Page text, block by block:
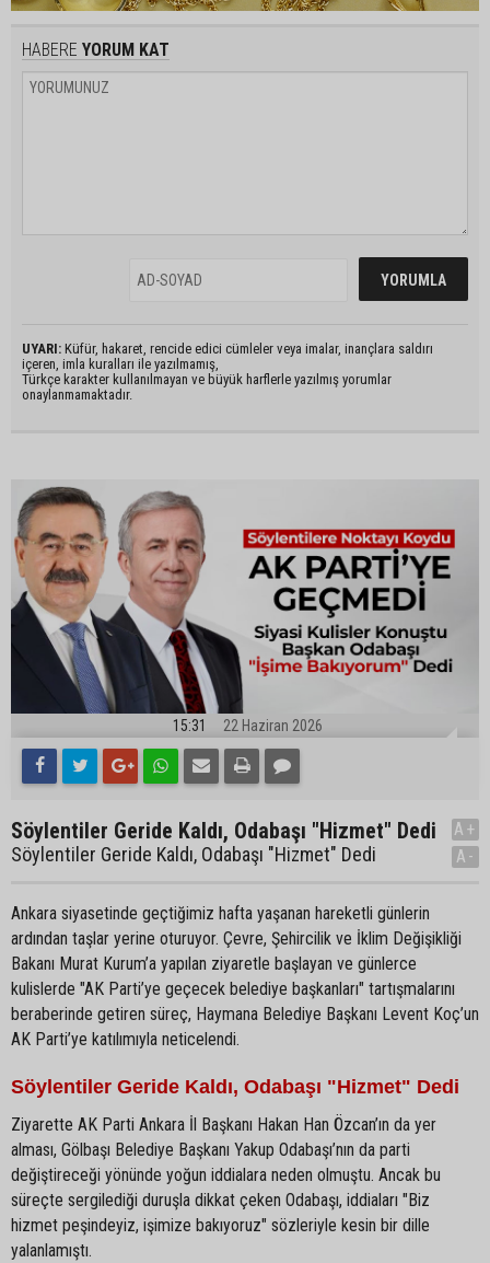
HABERE YORUM KAT
UYARI: Küfür, hakaret, rencide edici cümleler veya imalar, inançlara saldırı
içeren, imla kuralları ile yazılmamış,
Türkçe karakter kullanılmayan ve büyük harflerle yazılmış yorumlar
onaylanmamaktadır.
15:31 22 Haziran 2026
Söylentiler Geride Kaldı, Odabaşı "Hizmet" Dedi
Söylentiler Geride Kaldı, Odabaşı "Hizmet" Dedi
A+
A-
Ankara siyasetinde geçtiğimiz hafta yaşanan hareketli günlerin
ardından taşlar yerine oturuyor. Çevre, Şehircilik ve İklim Değişikliği
Bakanı Murat Kurum’a yapılan ziyaretle başlayan ve günlerce
kulislerde "AK Parti’ye geçecek belediye başkanları" tartışmalarını
beraberinde getiren süreç, Haymana Belediye Başkanı Levent Koç’un
AK Parti’ye katılımıyla neticelendi.
Söylentiler Geride Kaldı, Odabaşı "Hizmet" Dedi
Ziyarette AK Parti Ankara İl Başkanı Hakan Han Özcan’ın da yer
alması, Gölbaşı Belediye Başkanı Yakup Odabaşı’nın da parti
değiştireceği yönünde yoğun iddialara neden olmuştu. Ancak bu
süreçte sergilediği duruşla dikkat çeken Odabaşı, iddiaları "Biz
hizmet peşindeyiz, işimize bakıyoruz" sözleriyle kesin bir dille
yalanlamıştı.